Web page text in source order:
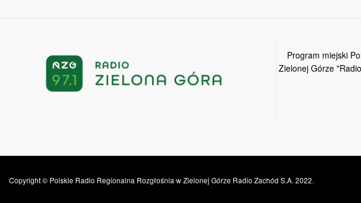
Program miejski
Zielonej Górze
Copyright © Polskie Radio Regionalna Rozgłośnia w Zielonej Górze Radio Zachód S.A. 2022.